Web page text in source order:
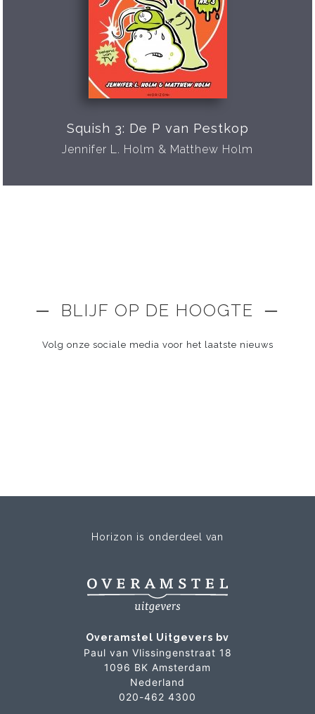
Squish 3: De P van Pestkop
Jennifer L. Holm & Matthew Holm
─ BLIJF OP DE HOOGTE ─
Volg onze sociale media voor het laatste nieuws
Horizon is onderdeel van
Overamstel Uitgevers bv
Paul van Vlissingenstraat 18
1096 BK Amsterdam
Nederland
020-462 4300